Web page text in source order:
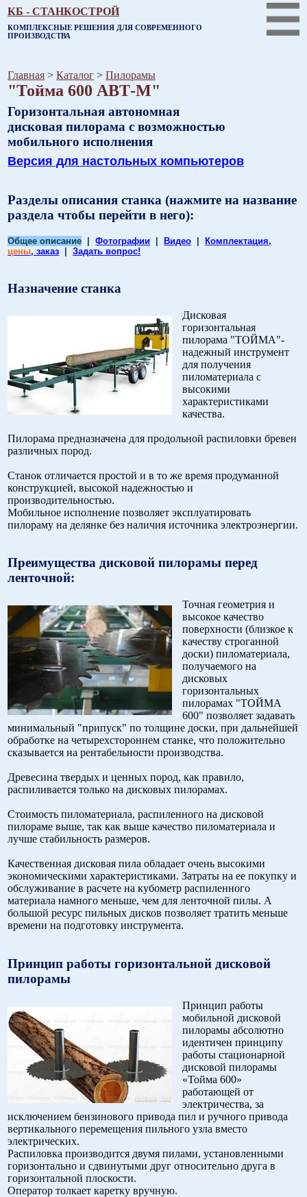
КБ - СТАНКОСТРОЙ
КОМПЛЕКСНЫЕ РЕШЕНИЯ ДЛЯ СОВРЕМЕННОГО
ПРОИЗВОДСТВА
Главная >Каталог >Пилорамы
"Тойма 600 АВТ-М"
Горизонтальная автономная
дисковая пилорама с возможностью
мобильного исполнения
Версия для настольных компьютеров
Разделы описания станка (нажмите на название
раздела чтобы перейти в него):
Общее описание |Фотографии Видео
Комплектация,
цены, заказ |Задать вопрос!
Назначение станка
Дисковая
горизонтальная
пилорама "ТОЙМА"-
надежный инструмент
для получения
пиломатериала с
высокими
характеристиками
качества.
Пилорама предназначена для продольной распиловки бревен
различных пород.
Станок отличается простой и в то же время продуманной
конструкцией, высокой надежностью и
производительностью.
Мобильное исполнение позволяет эксплуатировать
пилораму на делянке без наличия источника электроэнергии.
Преимущества дисковой пилорамы перед
ленточной:
Точная геометрия и
высокое качество
поверхности (близкое к
качеству строганной
доски) пиломатериала,
получаемого на
дисковых
горизонтальных
пилорамах "ТОЙМА
600" позволяет задавать
минимальный "припуск" по толщине доски, при дальнейшей
обработке на четырехстороннем станке, что положительно
сказывается на рентабельности производства.
Древесина твердых и ценных пород, как правило,
распиливается только на дисковых пилорамах.
Стоимость пиломатериала, распиленного на дисковой
пилораме выше, так как выше качество пиломатериала и
лучше стабильность размеров.
Качественная дисковая пила обладает очень высокими
экономическими характеристиками. Затраты на ее покупку и
обслуживание в расчете на кубометр распиленного
материала намного меньше, чем для ленточной пилы. А
большой ресурс пильных дисков позволяет тратить меньше
времени на подготовку инструмента.
Принцип работы горизонтальной дисковой
пилорамы
Принцип работы
мобильной дисковой
пилорамы абсолютно
идентичен принципу
работы стационарной
дисковой пилорамы
«Тойма 600»
работающей от
электричества, за
исключением бензинового привода пил и ручного привода
вертикального перемещения пильного узла вместо
электрических.
Распиловка производится двумя пилами, установленными
горизонтально и сдвинутыми друг относительно друга в
горизонтальной плоскости.
Оператор толкает каретку вручную.